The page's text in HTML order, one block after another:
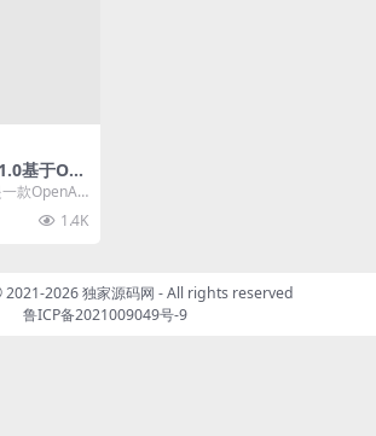
基于On
本安装教
理分发
款OpenAI
...
1.4K
2026独家源码网 - All rights reserved
鲁ICP备2021009049号-9